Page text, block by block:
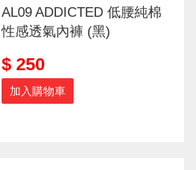
AL09 ADDICTED 低腰純棉
性感透氣內褲 (黑)
$ 250
加入購物車